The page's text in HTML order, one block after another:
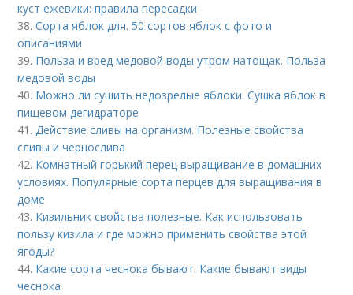
куст ежевики: правила пересадки
38.Сорта яблок для. 50 сортов яблок с фото и
описаниями
39. Польза и вред медовой воды утром натощак. Польза
медовой воды
40. Можно ли сушить недозрелые яблоки. Сушка яблок в
пищевом дегидраторе
41.Действие сливы на организм. Полезные свойства
сливы и чернослива
42. Комнатный горький перец выращивание в домашних
условиях. Популярные сорта перцев для выращивания в
доме
43. Кизильник свойства полезные. Как использовать
пользу кизила и где можно применить свойства этой
ягоды?
44. Какие сорта чеснока бывают. Какие бывают виды
чеснока